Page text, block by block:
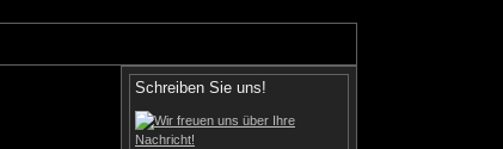
Schreiben Sie uns!